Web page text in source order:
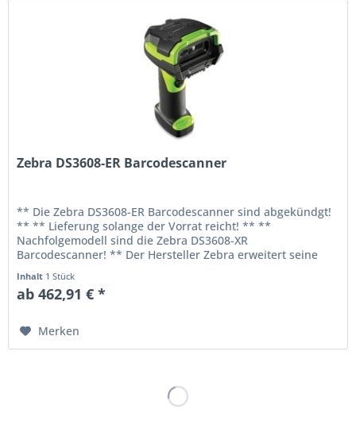
Zebra DS3608-ER Barcodescanner
** Die Zebra DS3608-ER Barcodescanner sind abgekündgt!
** ** Lieferung solange der Vorrat reicht! ** **
Nachfolgemodell sind die Zebra DS3608-XR
Barcodescanner! ** Der Hersteller Zebra erweitert seine
Inhalt 1 Stück
ab 462,91 € *
Merken